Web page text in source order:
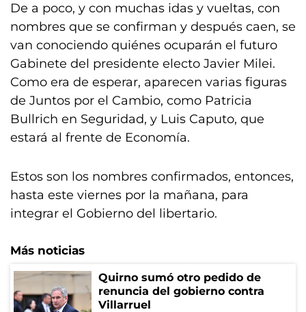
De a poco, y con muchas idas y vueltas, con
nombres que se confirman y después caen, se
van conociendo quiénes ocuparán el futuro
Gabinete del presidente electo Javier Milei.
Como era de esperar, aparecen varias figuras
de Juntos por el Cambio, como Patricia
Bullrich en Seguridad, y Luis Caputo, que
estará al frente de Economía.
Estos son los nombres confirmados, entonces,
hasta este viernes por la mañana, para
integrar el Gobierno del libertario.
Más noticias
Quirno sumó otro pedido de
renuncia del gobierno contra
Villarruel